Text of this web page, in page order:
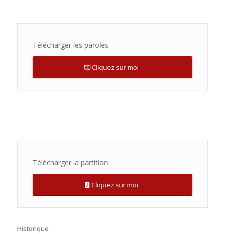
Télécharger les paroles
Cliquez sur moi
Télécharger la partition
Cliquez sur moi
Historique :